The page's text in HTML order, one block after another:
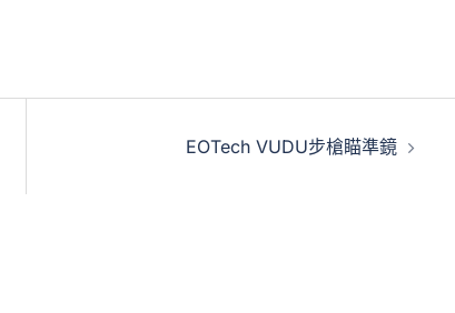
EOTech VUDU步槍瞄準鏡